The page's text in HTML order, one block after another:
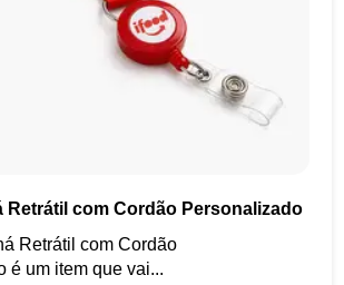
Retrátil com Cordão Personalizado
Retrátil com Cordão
é um item que vai...